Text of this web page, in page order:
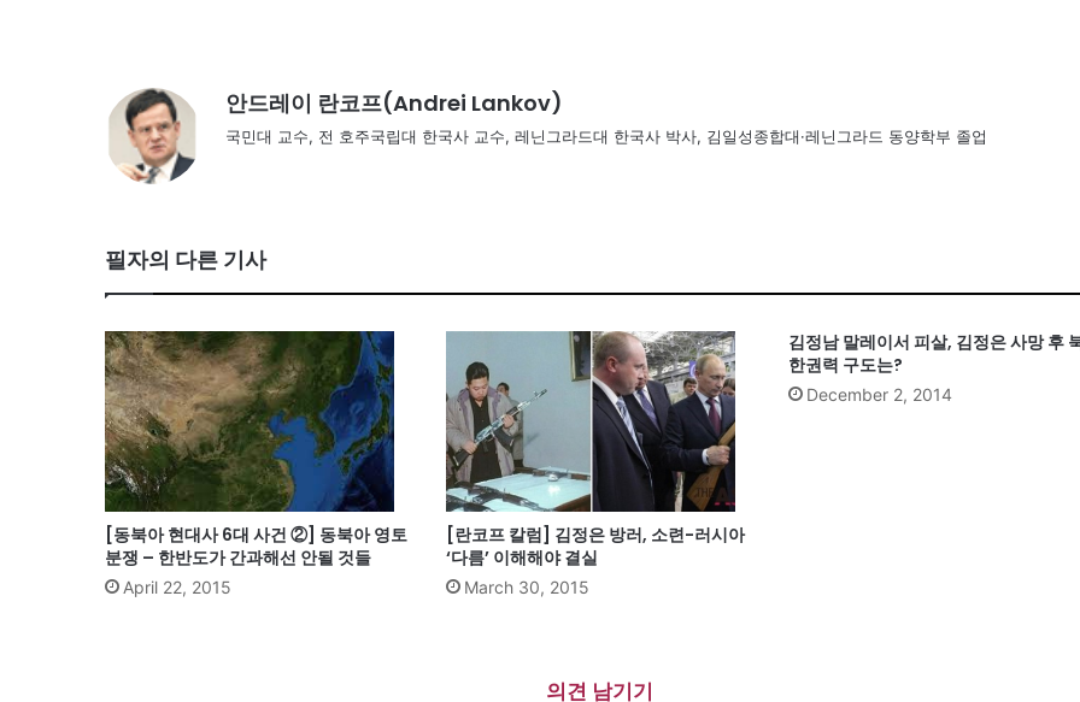
안드레이 란코프(Andrei Lankov)
국민대 교수, 전 호주국립대 한국사 교수, 레닌그라드대 한국사 박사, 김일성종합대·레닌그라드 동양학부 졸업
필자의 다른 기사
[동북아 현대사 6대 사건 ②] 동북아 영토
분쟁 – 한반도가 간과해선 안될 것들
April 22, 2015
[란코프 칼럼] 김정은 방러, 소련-러시아
‘다름’ 이해해야 결실
March 30, 2015
김정남 말레이서 피살, 김정은 사망 후
한권력 구도는?
December 2, 2014
의견 남기기